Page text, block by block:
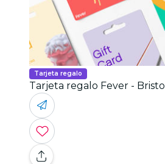
Tarjeta regalo
Tarjeta regalo Fever - Bristol